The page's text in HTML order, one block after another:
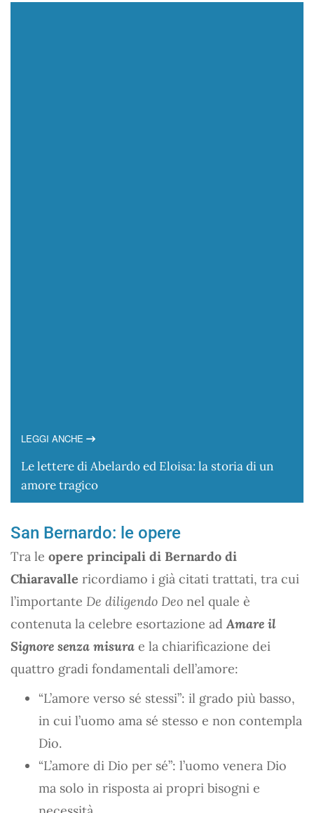
LEGGI ANCHE
Le lettere di Abelardo ed Eloisa: la storia di un
amore tragico
San Bernardo: le opere
Tra le opere principali di Bernardo di
Chiaravalle ricordiamo i già citati trattati, tra cui
l’importante De diligendo Deo nel quale è
contenuta la celebre esortazione adAmare il
Signore senza misura e la chiarificazione dei
quattro gradi fondamentali dell’amore:
“L’amore verso sé stessi”: il grado più basso,
in cui l’uomo ama sé stesso e non contempla
Dio.
“L’amore di Dio per sé”: l’uomo venera Dio
ma solo in risposta ai propri bisogni e